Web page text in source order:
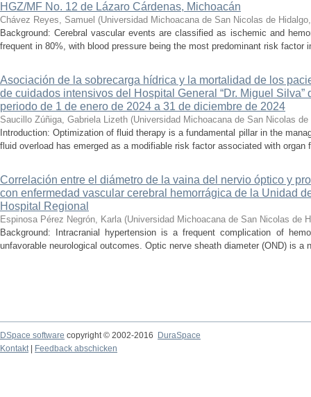
HGZ/MF No. 12 de Lázaro Cárdenas, Michoacán
Chávez Reyes, Samuel (Universidad Michoacana de San Nicolas de Hidalgo
Background: Cerebral vascular events are classified as ischemic and
frequent in 80%, with blood pressure being the most predominant risk factor
Asociación de la sobrecarga hídrica y la mortalidad de los
de cuidados intensivos del Hospital General “Dr. Miguel
periodo de 1 de enero de 2024 a 31 de diciembre de 2024
Saucillo Zúñiga, Gabriela Lizeth (Universidad Michoacana de San Nicolas de
Introduction: Optimization of fluid therapy is a fundamental pillar in the
fluid overload has emerged as a modifiable risk factor associated with organ
Correlación entre el diámetro de la vaina del nervio óptico y
con enfermedad vascular cerebral hemorrágica de la Unidad
Hospital Regional
Espinosa Pérez Negrón, Karla (Universidad Michoacana de San Nicolas de
Background: Intracranial hypertension is a frequent complication of
unfavorable neurological outcomes. Optic nerve sheath diameter (OND) is a
DSpace software copyright © 2002-2016
DuraSpace
Kontakt| Feedback abschicken